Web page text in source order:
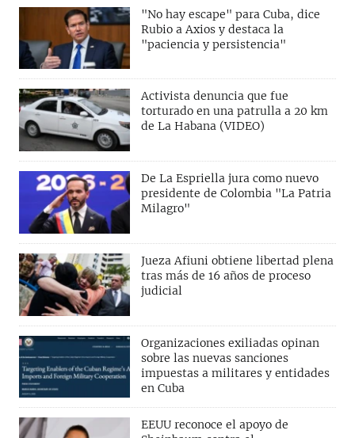
"No hay escape" para Cuba, dice
Rubio a Axios y destaca la
"paciencia y persistencia"
Activista denuncia que fue
torturado en una patrulla a 20 km
de La Habana (VIDEO)
De La Espriella jura como nuevo
presidente de Colombia "La Patria
Milagro"
Jueza Afiuni obtiene libertad plena
tras más de 16 años de proceso
judicial
Organizaciones exiliadas opinan
sobre las nuevas sanciones
impuestas a militares y entidades
en Cuba
EEUU reconoce el apoyo de